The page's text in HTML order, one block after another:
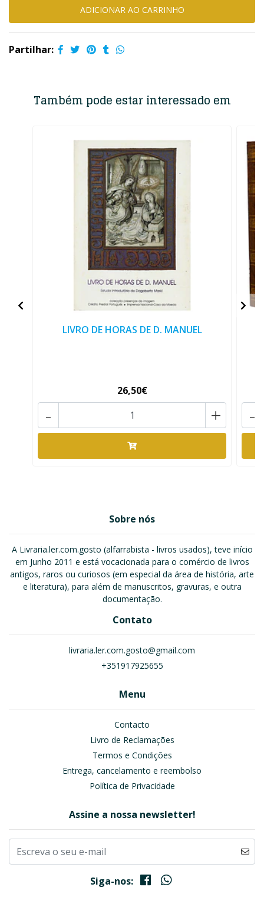
Partilhar:
Também pode estar interessado em
LIVRO DE HORAS DE D. MANUEL
26,50€
+
- -
Sobre nós
A Livraria.ler.com.gosto (alfarrabista - livros usados), teve início
em Junho 2011 e está vocacionada para o comércio de livros
antigos, raros ou curiosos (em especial da área de história, arte
e literatura), para além de manuscritos, gravuras, e outra
documentação.
Contato
livraria.ler.com.gosto@gmail.com
+351917925655
Menu
Contacto
Livro de Reclamações
Termos e Condições
Entrega, cancelamento e reembolso
Política de Privacidade
Assine a nossa newsletter!
Siga-nos: